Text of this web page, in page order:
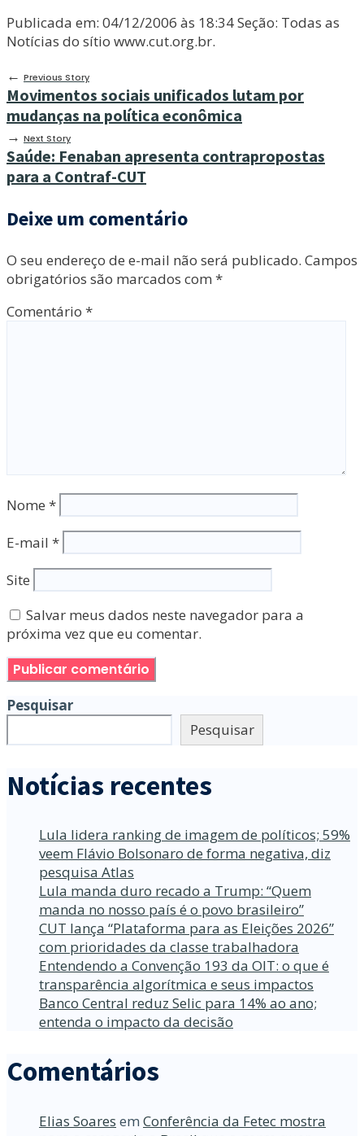
Publicada em: 04/12/2006 às 18:34 Seção: Todas as
Notícias do sítio www.cut.org.br.
← Previous Story
Movimentos sociais unificados lutam por
mudanças na política econômica
→ Next Story
Saúde: Fenaban apresenta contrapropostas
para a Contraf-CUT
Deixe um comentário
O seu endereço de e-mail não será publicado. Campos
obrigatórios são marcados com *
Comentário *
Nome *
E-mail *
Site
Salvar meus dados neste navegador para a
próxima vez que eu comentar.
Pesquisar
Pesquisar
Notícias recentes
Lula lidera ranking de imagem de políticos; 59%
veem Flávio Bolsonaro de forma negativa, diz
pesquisa Atlas
Lula manda duro recado a Trump: “Quem
manda no nosso país é o povo brasileiro”
CUT lança “Plataforma para as Eleições 2026”
com prioridades da classe trabalhadora
Entendendo a Convenção 193 da OIT: o que é
transparência algorítmica e seus impactos
Banco Central reduz Selic para 14% ao ano;
entenda o impacto da decisão
Comentários
Elias Soares em Conferência da Fetec mostra